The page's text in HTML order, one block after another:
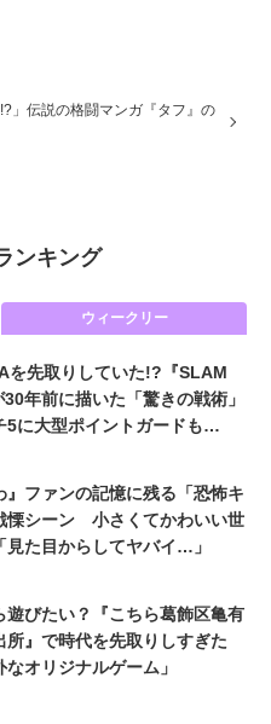
」伝説の格闘マンガ『タフ』の
ンキング
ウィークリー
を先取りしていた!?『SLAM
年前に描いた「驚きの戦術」
5に大型ポイントガードも…
』ファンの記憶に残る「恐怖キ
慄シーン 小さくてかわいい世
見た目からしてヤバイ…」
遊びたい？『こちら葛飾区亀有
所』で時代を先取りしすぎた
なオリジナルゲーム」